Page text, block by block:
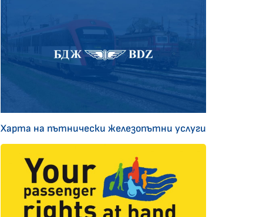
Харта на пътнически железопътни услуги